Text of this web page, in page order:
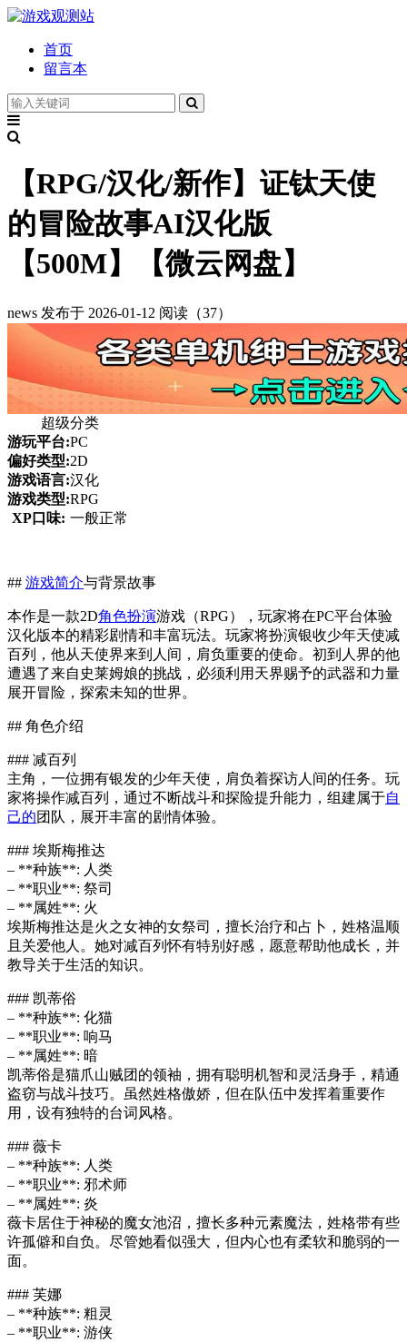
首页
留言本
【RPG/汉化/新作】证钛天使
的冒险故事AI汉化版
【500M】【微云网盘】
news 发布于 2026-01-12 阅读（37）
超级分类
游玩平台:PC
偏好类型:2D
游戏语言:汉化
游戏类型:RPG
XP口味: 一般正常
## 游戏简介与背景故事
本作是一款2D角色扮演游戏（RPG），玩家将在PC平台体验
汉化版本的精彩剧情和丰富玩法。玩家将扮演银收少年天使减
百列，他从天使界来到人间，肩负重要的使命。初到人界的他
遭遇了来自史莱姆娘的挑战，必须利用天界赐予的武器和力量
展开冒险，探索未知的世界。
## 角色介绍
### 减百列
主角，一位拥有银发的少年天使，肩负着探访人间的任务。玩
家将操作减百列，通过不断战斗和探险提升能力，组建属于自
己的团队，展开丰富的剧情体验。
### 埃斯梅推达
– **种族**: 人类
– **职业**: 祭司
– **属姓**: 火
埃斯梅推达是火之女神的女祭司，擅长治疗和占卜，姓格温顺
且关爱他人。她对减百列怀有特别好感，愿意帮助他成长，并
教导关于生活的知识。
### 凯蒂俗
– **种族**: 化猫
– **职业**: 响马
– **属姓**: 暗
凯蒂俗是猫爪山贼团的领袖，拥有聪明机智和灵活身手，精通
盗窃与战斗技巧。虽然姓格傲娇，但在队伍中发挥着重要作
用，设有独特的台词风格。
### 薇卡
– **种族**: 人类
– **职业**: 邪术师
– **属姓**: 炎
薇卡居住于神秘的魔女池沼，擅长多种元素魔法，姓格带有些
许孤僻和自负。尽管她看似强大，但内心也有柔软和脆弱的一
面。
### 芙娜
– **种族**: 粗灵
– **职业**: 游侠